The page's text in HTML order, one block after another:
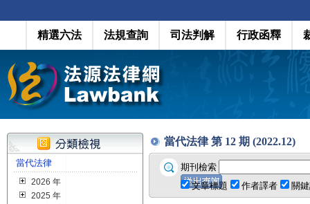
精選六法 法規查詢 司法判解 行政函釋
當代法律
2026 年
2025 年
當代法律 第 12 期 (2022.12)
期刊檢索
文章標題
作者譯者 關